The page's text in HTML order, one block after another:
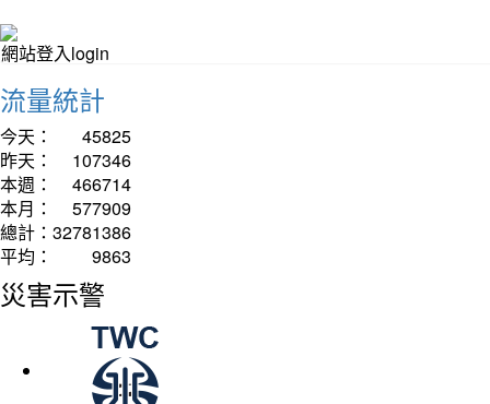
網站登入login
流量統計
今天：
45825
昨天：
107346
本週：
466714
本月：
577909
總計： 32781386
平均：
9863
災害示警